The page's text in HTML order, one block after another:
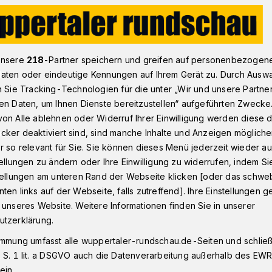
Luft gesprengt
in die Luft
(27. Juli 2017) haben
an einer Tankstelle an der
218-Partner speichern und greifen auf
oder eindeutige Kennungen auf Ihrem Gerät zu. Durch
Sie Tracking-Technologien für die unter „Wir und unsere
Daten, um Ihnen Dienste bereitzustellen“ aufgeführten
Alle ablehnen oder Widerruf Ihrer Einwilligung werden diese
deaktiviert sind, sind manche Inhalte und Anzeigen
so relevant für Sie. Sie können dieses Menü jederzeit wieder
zu ändern oder Ihre Einwilligung zu widerrufen, indem
am unteren Rand der Webseite klicken [oder das
links auf der Webseite, falls zutreffend]. Ihre Einstellungen
Website. Weitere Informationen finden Sie in unserer
umfasst alle wuppertaler-rundschau.de-Seiten und
1 lit. a DSGVO auch die Datenverarbeitung außerhalb des